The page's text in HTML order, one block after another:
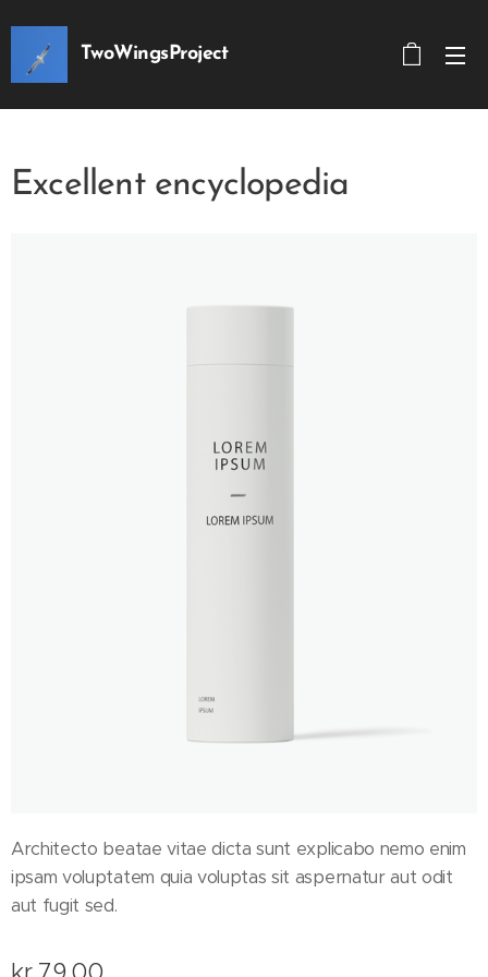
TwoWingsProject
Excellent encyclopedia
Architecto beatae vitae dicta sunt explicabo nemo enim
ipsam voluptatem quia voluptas sit aspernatur aut odit
aut fugit sed.